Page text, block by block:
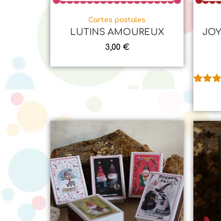
Cartes postales
LUTINS AMOUREUX
3,00 €
client